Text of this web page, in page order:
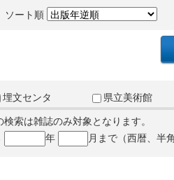
ソート順
埋文センタ
県立美術館
索は雑誌のみ対象となります。
年 月まで（西暦、半